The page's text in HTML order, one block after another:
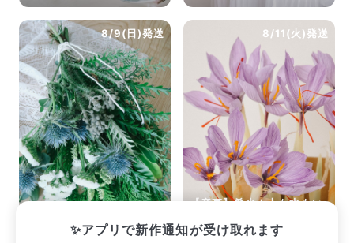
✨アプリで新作通知が受け取れます
8/9(日)発送 8/11(火)発送
【産直】希少！土も水もい
¥2,420